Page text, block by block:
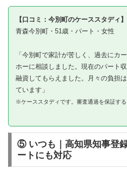
【口コミ：今別町のケーススタディ】
青森今別町・51歳・パート・女性
「今別町で家計が苦しく、過去にカ
ホーに相談しました。現在のパート
融資してもらえました。月々の負担
ています」
※ケーススタディです。審査通過を保証す
⑤ いつも｜高知県知事登
ートにも対応